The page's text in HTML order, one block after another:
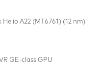
A22 (MT6761) (12 nm)
GE-class GPU